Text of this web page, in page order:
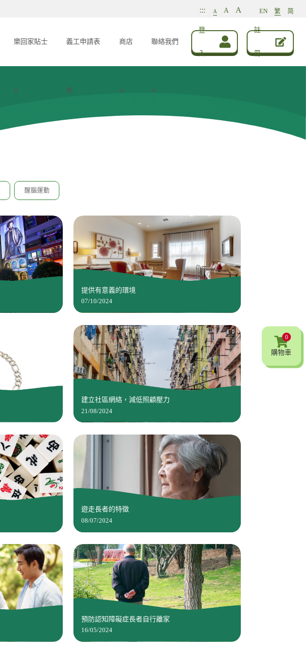
::: A A A EN 繁 简
樂回家貼士 義工申請表
格
商店 聯絡我們
登
入
註
冊
醒腦運動
提供有意義的環境
07/10/2024
建立社區網絡，減低照顧壓力
21/08/2024
遊走長者的特徵
08/07/2024
預防認知障礙症長者自行離家
16/05/2024
0
購物車